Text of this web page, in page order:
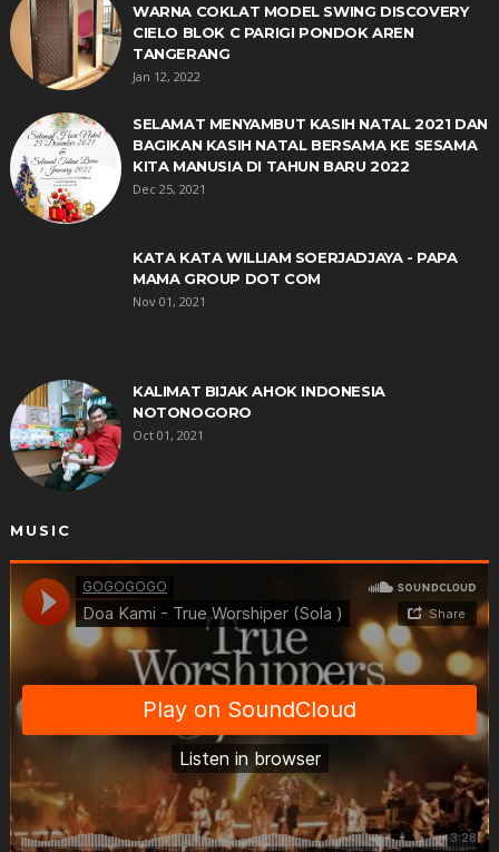
WARNA COKLAT MODEL SWING DISCOVERY
CIELO BLOK C PARIGI PONDOK AREN
TANGERANG
Jan 12, 2022
SELAMAT MENYAMBUT KASIH NATAL 2021 DAN
BAGIKAN KASIH NATAL BERSAMA KE SESAMA
KITA MANUSIA DI TAHUN BARU 2022
Dec 25, 2021
KATA KATA WILLIAM SOERJADJAYA - PAPA
MAMA GROUP DOT COM
Nov 01, 2021
KALIMAT BIJAK AHOK INDONESIA
NOTONOGORO
Oct 01, 2021
MUSIC